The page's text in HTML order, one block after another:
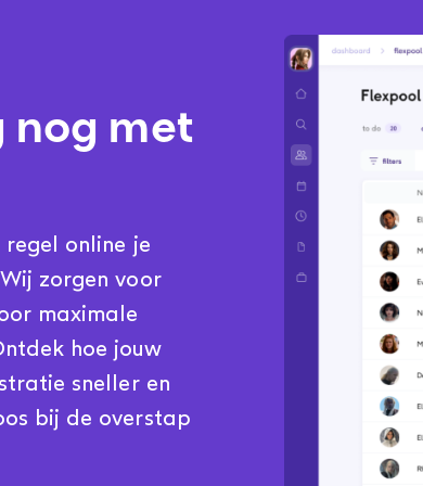
nog met
online je
zorgen voor
maximale
hoe jouw
sneller en
bij de overstap